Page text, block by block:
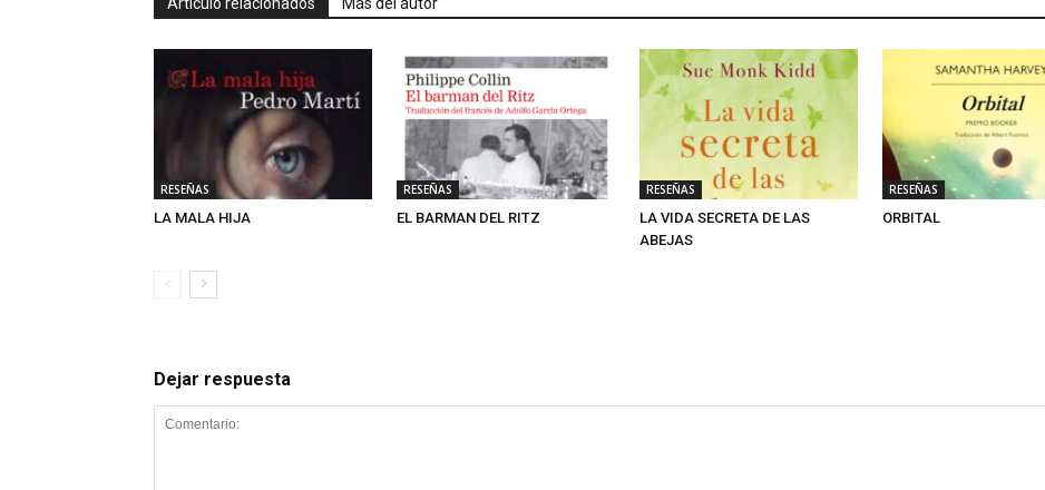
RESEÑAS
LA MALA HIJA
RESEÑAS
EL BARMAN DEL RITZ
RESEÑAS
LA VIDA SECRETA DE LAS
ABEJAS
RESEÑAS
ORBITAL
Dejar respuesta